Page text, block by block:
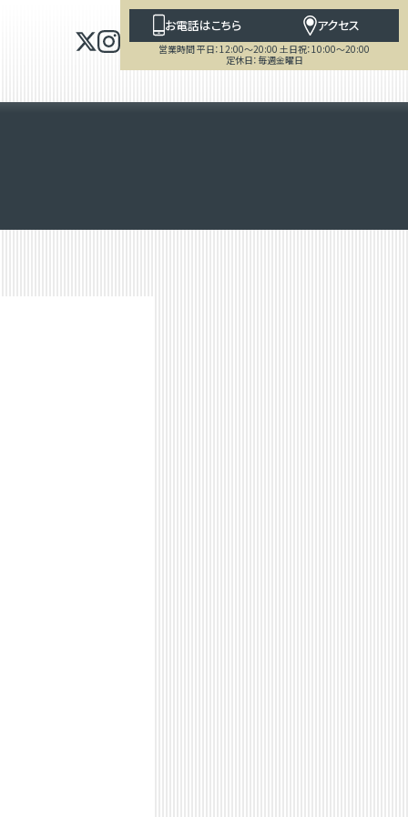
お電話はこちら アクセス
営業時間 平日：12:00～20:00 土日祝：10:00～20:00
定休日：毎週金曜日